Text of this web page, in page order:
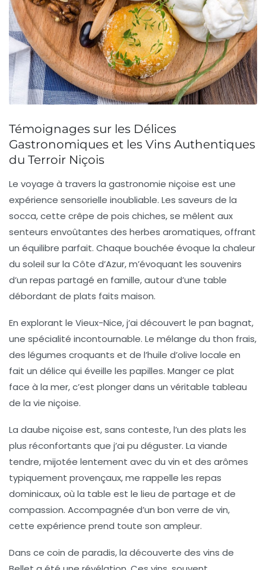
Témoignages sur les Délices
Gastronomiques et les Vins Authentiques
du Terroir Niçois
Le voyage à travers la gastronomie niçoise est une
expérience sensorielle inoubliable. Les saveurs de la
socca, cette crêpe de pois chiches, se mêlent aux
senteurs envoûtantes des herbes aromatiques, offrant
un équilibre parfait. Chaque bouchée évoque la chaleur
du soleil sur la Côte d’Azur, m’évoquant les souvenirs
d’un repas partagé en famille, autour d’une table
débordant de plats faits maison.
En explorant le Vieux-Nice, j’ai découvert le pan bagnat,
une spécialité incontournable. Le mélange du thon frais,
des légumes croquants et de l’huile d’olive locale en
fait un délice qui éveille les papilles. Manger ce plat
face à la mer, c’est plonger dans un véritable tableau
de la vie niçoise.
La daube niçoise est, sans conteste, l’un des plats les
plus réconfortants que j’ai pu déguster. La viande
tendre, mijotée lentement avec du vin et des arômes
typiquement provençaux, me rappelle les repas
dominicaux, où la table est le lieu de partage et de
compassion. Accompagnée d’un bon verre de vin,
cette expérience prend toute son ampleur.
Dans ce coin de paradis, la découverte des vins de